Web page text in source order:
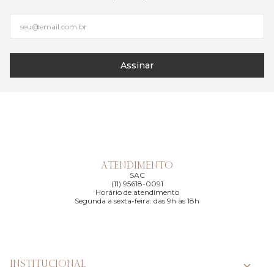
Assinar
ATENDIMENTO
SAC
(11) 95618-0091
Horário de atendimento
Segunda a sexta-feira: das 9h às 18h
INSTITUCIONAL